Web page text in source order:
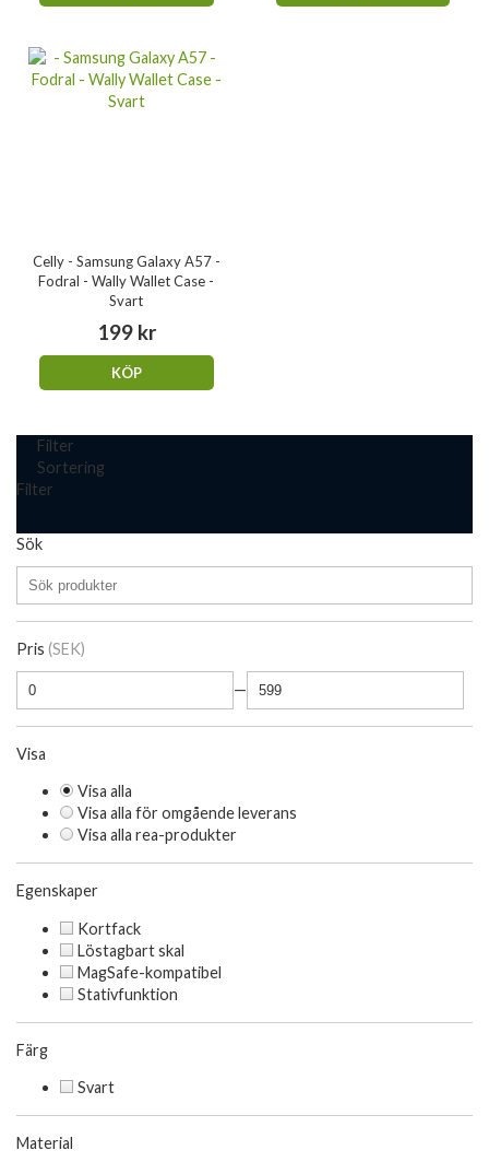
Celly - Samsung Galaxy A57 -
Fodral - Wally Wallet Case -
Svart
199 kr
KÖP
Filter
Sortering
Filter
Sök
Pris (SEK)
—
Visa
Visa alla
Visa alla för omgående leverans
Visa alla rea-produkter
Egenskaper
Kortfack
Löstagbart skal
MagSafe-kompatibel
Stativfunktion
Färg
Svart
Material